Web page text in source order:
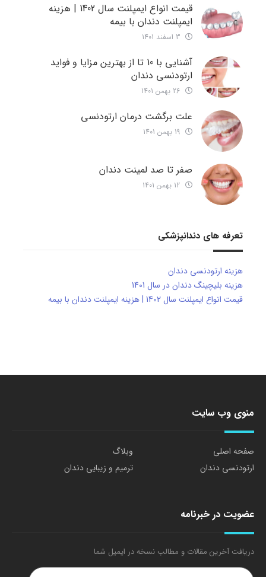
قیمت انواع ایمپلنت سال 1402 | هزینه
ایمپلنت دندان با بیمه
آشنایی با 10 تا از بهترین مزایا و فواید
ارتودنسی دندان
علت برگشت درمان ارتودنسی
صفر تا صد لمینت دندان
تعرفه های دندانپزشکی
هزینه ارتودنسی دندان
هزینه بلیچینگ دندان در سال 1401
قیمت انواع ایمپلنت سال 1402 | هزینه ایمپلنت دندان با بیمه
منوی وب سایت
صفحه اصلی
وبلاگ
ارتودنسی دندان
ترمیم و زیبایی دندان
عضویت در خبرنامه
دریافت آخرین مقالات و مطالب نسخه در ایمیل شما